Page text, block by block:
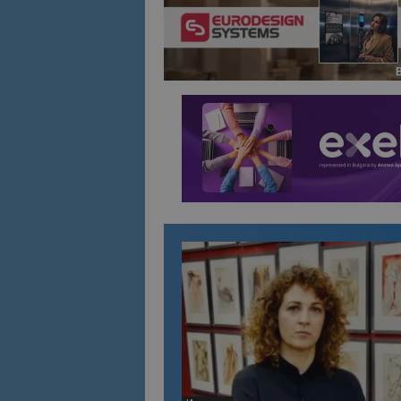
Име
is_visitor_unique
is_unique
_ga_FK650GXHRZ
_ga
Име